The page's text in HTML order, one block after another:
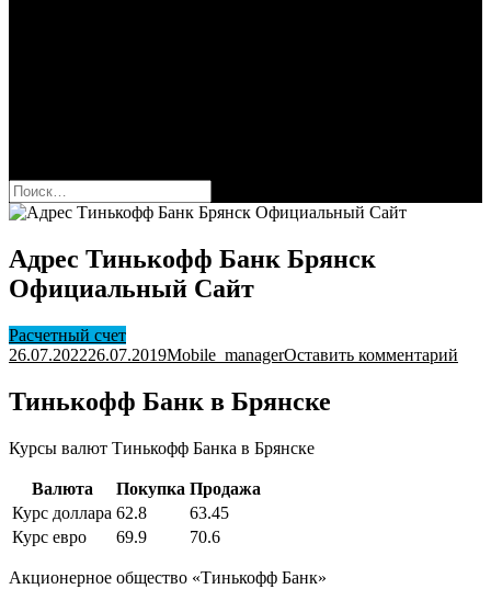
Найти:
Адрес Тинькофф Банк Брянск
Официальный Сайт
Расчетный счет
26.07.202226.07.2019Mobile_managerОставить комментарий
Тинькофф Банк в Брянске
Курсы валют Тинькофф Банка в Брянске
Валюта Покупка Продажа
Курс доллара 62.8
63.45
Курс евро
69.9 70.6
Акционерное общество «Тинькофф Банк»